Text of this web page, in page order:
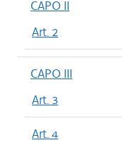
CAPO II
Art. 2
CAPO III
Art. 3
Art. 4